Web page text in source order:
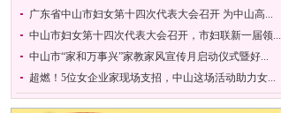
广东省中山市妇女第十四次代表大会召开 为中山高...
中山市妇女第十四次代表大会召开，市妇联新一届领...
中山市“家和万事兴”家教家风宣传月启动仪式暨好...
超燃！5位女企业家现场支招，中山这场活动助力女...